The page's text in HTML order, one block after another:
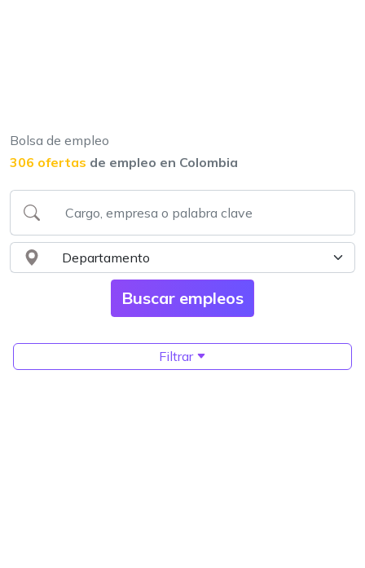
Bolsa de empleo
306 ofertas de empleo en Colombia
Filtrar